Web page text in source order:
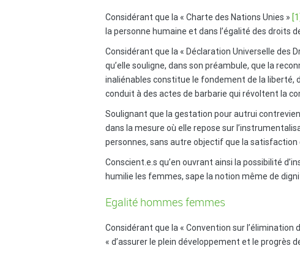
Considérant que la « Charte des Nations Unies » [1]
la personne humaine et dans l’égalité des droits
Considérant que la « Déclaration Universelle des
qu’elle souligne, dans son préambule, que la
inaliénables constitue le fondement de la liberté,
conduit à des actes de barbarie qui révoltent la
Soulignant que la gestation pour autrui
dans la mesure où elle repose sur
personnes, sans autre objectif que la satisfaction
Conscient.e.s qu’en ouvrant ainsi la possibilité
humilie les femmes, sape la notion même de
Egalité hommes femmes
Considérant que la « Convention sur
« d’assurer le plein développement et le progrès